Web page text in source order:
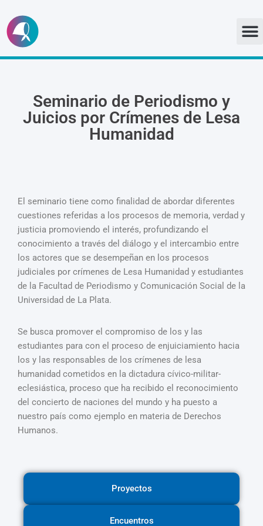
Ir
al
Seminario de Periodismo y
Juicios por Crímenes de Lesa
Humanidad
El seminario tiene como finalidad de abordar diferentes
cuestiones referidas a los procesos de memoria, verdad y
justicia promoviendo el interés, profundizando el
conocimiento a través del diálogo y el intercambio entre
los actores que se desempeñan en los procesos
judiciales por crímenes de Lesa Humanidad y estudiantes
de la Facultad de Periodismo y Comunicación Social de la
Universidad de La Plata.
Se busca promover el compromiso de los y las
estudiantes para con el proceso de enjuiciamiento hacia
los y las responsables de los crímenes de lesa
humanidad cometidos en la dictadura cívico-militar-
eclesiástica, proceso que ha recibido el reconocimiento
del concierto de naciones del mundo y ha puesto a
nuestro país como ejemplo en materia de Derechos
Humanos.
Proyectos
Encuentros